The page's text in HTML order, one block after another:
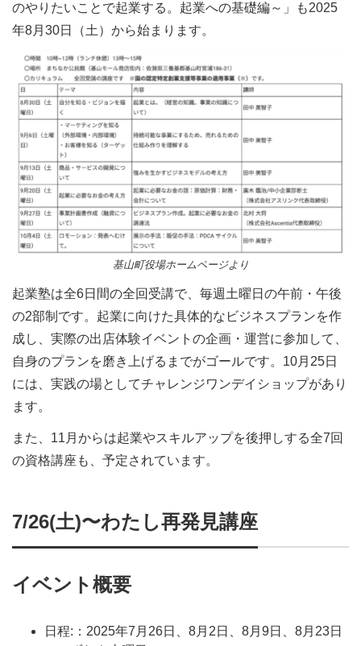
のやりたいことで起業する。起業への基礎編～」も2025
年8月30日（土）から始まります。
基山町役場ホームページより
起業塾は全6日間の全回受講で、毎週土曜日の午前・午後
の2部制です。起業に向けた具体的なビジネスプランを作
成し、実際の出店体験イベントの企画・運営に参加して、
自身のプランを磨き上げるまでがゴールです。10月25日
には、実践の場としてチャレンジワンデイショップがあり
ます。
また、11月からは起業やスキルアップを後押しする全7回
の資格講座も、予定されています。
7/26(土)〜わたし再発見講座
イベント概要
日程:：2025年7月26日、8月2日、8月9日、8月23日